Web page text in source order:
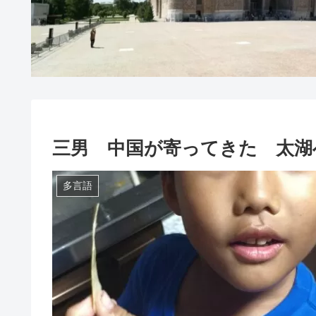
三男 中国が寄ってきた 太湖
多言語